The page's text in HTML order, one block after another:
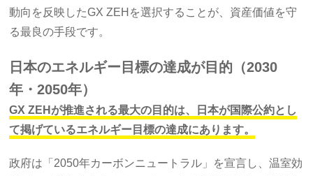
動向を反映したGX ZEHを選択することが、資産価値を守
る最良の手段です。
日本のエネルギー目標の達成が目的（2030
年・2050年）
GX ZEHが推進される最大の目的は、日本が国際公約とし
て掲げているエネルギー目標の達成にあります。
政府は「2050年カーボンニュートラル」を宣言し、温室効